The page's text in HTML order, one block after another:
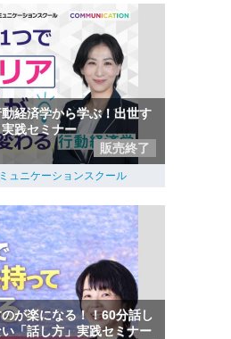
動経済学から学ぶ！出世す
践セミナー
販売終了
ュニケーションスクール
が楽になる！！60分話し
「話し方」実践セミナー